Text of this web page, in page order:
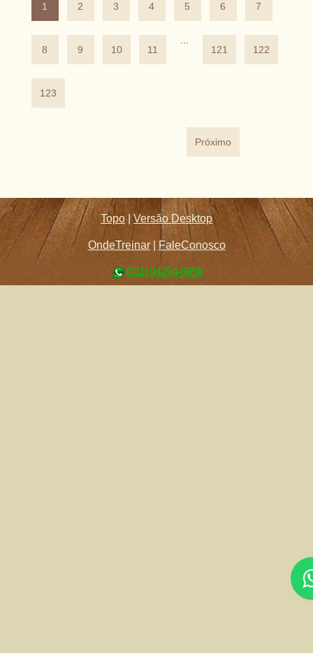
1 2 3 4 5 6 7
8 9 10 11
...
121
122
123
Próximo
Topo |Versão Desktop
OndeTreinar| FaleConosco
(011) 94294-8956